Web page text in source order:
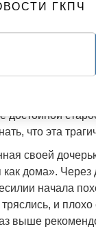
что
и
сковал его
функции.
достойной
что эта
своей
дома».
начала
и
выше
ГКПЧ